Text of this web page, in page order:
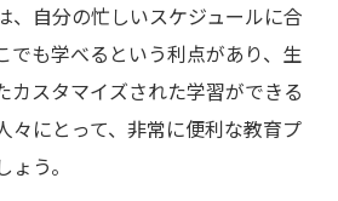
、自分の忙しいスケジュールに合
でも学べるという利点があり、生
カスタマイズされた学習ができる
々にとって、非常に便利な教育プ
う。